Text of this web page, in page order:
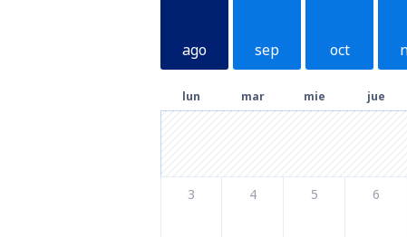
ago sep oct
lun mar mie jue
3 4 5 6